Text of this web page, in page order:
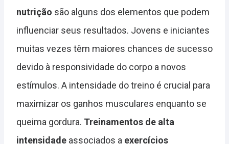
nutrição são alguns dos elementos que podem
influenciar seus resultados. Jovens e iniciantes
muitas vezes têm maiores chances de sucesso
devido à responsividade do corpo a novos
estímulos. A intensidade do treino é crucial para
maximizar os ganhos musculares enquanto se
queima gordura. Treinamentos de alta
intensidade associados a exercícios